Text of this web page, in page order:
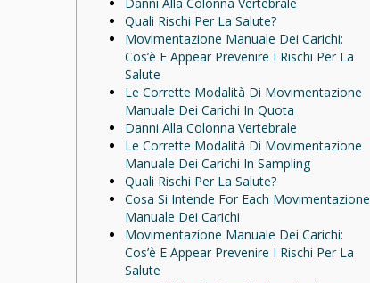
Quali Rischi Per La Salute?
Movimentazione Manuale Dei Carichi:
Cos’è E Appear Prevenire I Rischi Per La
Salute
Le Corrette Modalità Di Movimentazione
Manuale Dei Carichi In Quota
Danni Alla Colonna Vertebrale
Le Corrette Modalità Di Movimentazione
Manuale Dei Carichi In Sampling
Quali Rischi Per La Salute?
Cosa Si Intende For Each Movimentazione
Manuale Dei Carichi
Movimentazione Manuale Dei Carichi:
Cos’è E Appear Prevenire I Rischi Per La
Salute